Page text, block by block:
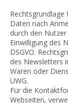
Rechtsgrundlage
Daten nach
durch den
Einwilligung des
DSGVO.
des Newsletters
Waren oder
UWG.
Für die
Webseiten,